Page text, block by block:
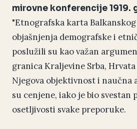
mirovne konferencije 1919.
"Etnografska karta
objašnjenja demografske i
poslužili su kao važan
granica Kraljevine Srba, Hrvata
Njegova objektivnost i naučna
su cenjene, iako je bio svestan
osetljivosti svake preporuke.